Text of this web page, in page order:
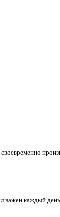
важен каждый